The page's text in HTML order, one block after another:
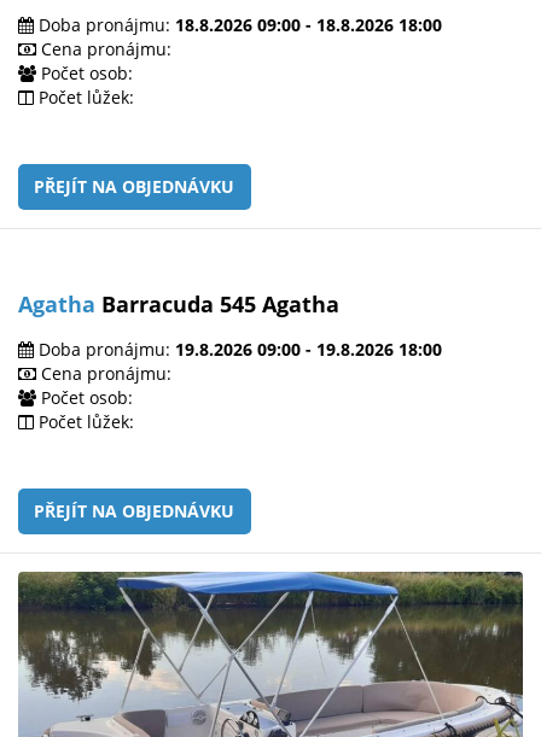
Doba pronájmu: 18.8.2026 09:00 - 18.8.2026 18:00
Cena pronájmu:
Počet osob:
Počet lůžek:
PŘEJÍT NA OBJEDNÁVKU
Agatha Barracuda 545 Agatha
Doba pronájmu: 19.8.2026 09:00 - 19.8.2026 18:00
Cena pronájmu:
Počet osob:
Počet lůžek:
PŘEJÍT NA OBJEDNÁVKU